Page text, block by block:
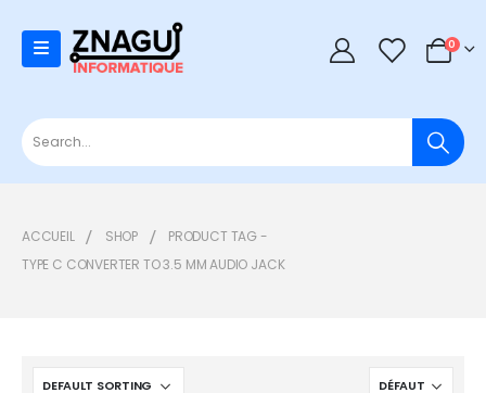
0 0
ACCUEIL SHOP
PRODUCT TAG -
TYPE C CONVERTER TO 3.5 MM AUDIO JACK